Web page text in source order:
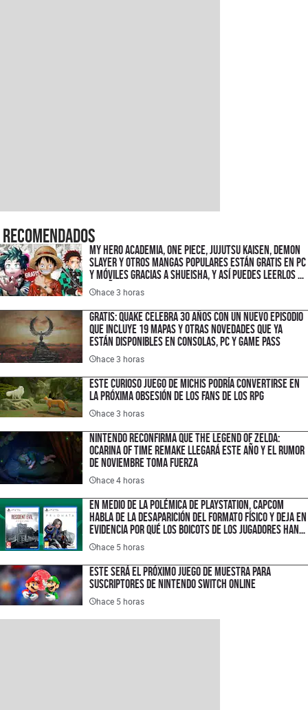
Recomendados
My Hero Academia, One Piece, Jujutsu Kaisen, Demon
Slayer y otros mangas populares están gratis en PC
y móviles gracias a Shueisha, y así puedes leerlos en
español
hace 3 horas
Gratis: Quake celebra 30 años con un nuevo episodio
que incluye 19 mapas y otras novedades que ya
están disponibles en consolas, PC y Game Pass
hace 3 horas
Este curioso juego de michis podría convertirse en
la próxima obsesión de los fans de los RPG
hace 3 horas
Nintendo reconfirma que The Legend of Zelda:
Ocarina of Time Remake llegará este año y el rumor
de noviembre toma fuerza
hace 4 horas
En medio de la polémica de PlayStation, Capcom
habla de la desaparición del formato físico y deja en
evidencia por qué los boicots de los jugadores han
fracasado
hace 5 horas
Este será el próximo Juego de Muestra para
suscriptores de Nintendo Switch Online
hace 5 horas